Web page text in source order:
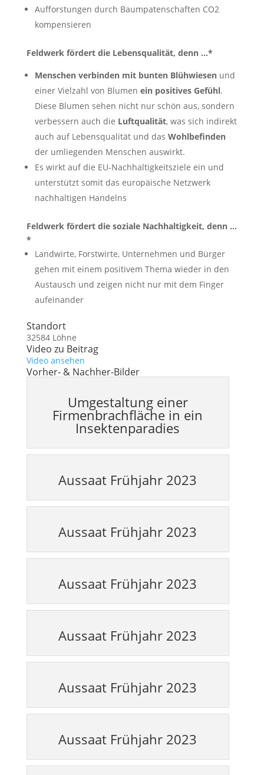
Aufforstungen durch Baumpatenschaften CO2
kompensieren
Feldwerk fördert die Lebensqualität, denn …*
Menschen verbinden mit bunten Blühwiesenund
einer Vielzahl von Blumen ein positives Gefühl.
Diese Blumen sehen nicht nur schön aus, sondern
verbessern auch die Luftqualität, was sich indirekt
auch auf Lebensqualität und das Wohlbefinden
der umliegenden Menschen auswirkt.
Es wirkt auf die EU-Nachhaltigkeitsziele ein und
unterstützt somit das europäische Netzwerk
nachhaltigen Handelns
Feldwerk fördert die soziale Nachhaltigkeit, denn …
*
Landwirte, Forstwirte, Unternehmen und Bürger
gehen mit einem positivem Thema wieder in den
Austausch und zeigen nicht nur mit dem Finger
aufeinander
Standort
32584 Löhne
Video zu Beitrag
Video ansehen
Vorher- & Nachher-Bilder
Umgestaltung einer
Firmenbrachfläche in ein
Insektenparadies
Aussaat Frühjahr 2023
Aussaat Frühjahr 2023
Aussaat Frühjahr 2023
Aussaat Frühjahr 2023
Aussaat Frühjahr 2023
Aussaat Frühjahr 2023